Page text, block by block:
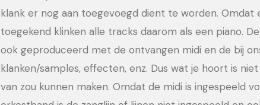
klank er nog aan toegevoegd dient te worden. Omdat
toegekend klinken alle tracks daarom als een piano.
ook geproduceerd met de ontvangen midi en de bij
klanken/samples, effecten, enz. Dus wat je hoort is
van zou kunnen maken. Omdat de midi is ingespeeld